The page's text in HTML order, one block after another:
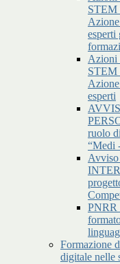
STEM
esperti
Azioni
STEM
esperti
ruolo
“Medi
Avviso
PNRR
Formazione
digitale nelle